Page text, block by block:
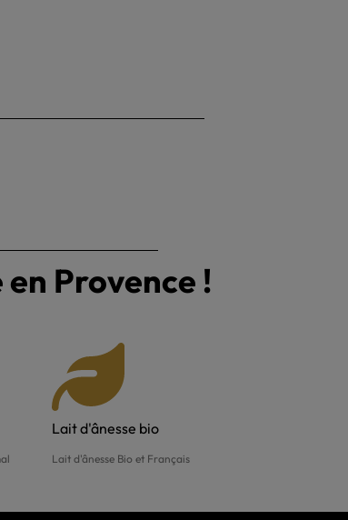
Provence !
Lait d'ânesse bio
Lait d'ânesse Bio et Français